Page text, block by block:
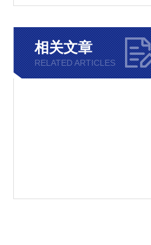
相关文章
RELATED ARTICLES